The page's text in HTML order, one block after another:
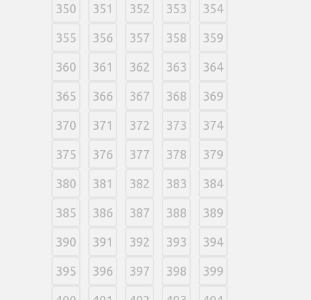
350 351 352 353 354
355 356 357 358 359
360 361 362 363 364
365 366 367 368 369
370 371 372 373 374
375 376 377 378 379
380 381 382 383 384
385 386 387 388 389
390 391 392 393 394
395 396 397 398 399